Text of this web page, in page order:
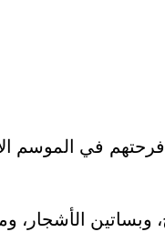
في الموسم
الأشجار،